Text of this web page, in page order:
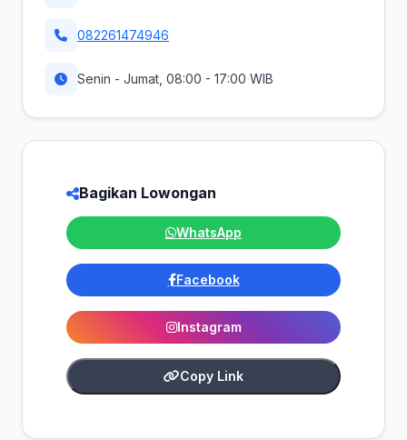
082261474946
Senin - Jumat, 08:00 - 17:00 WIB
Bagikan Lowongan
WhatsApp
Facebook
Instagram
Copy Link